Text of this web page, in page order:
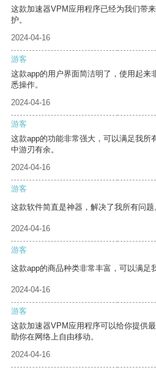
这款加速器VPM应用程序已经为我们带
护。
2024-04-16
游客
这款app的用户界面简洁明了，使用起来
悉操作。
2024-04-16
游客
这款app的功能非常强大，可以满足我所
中游刃有余。
2024-04-16
游客
这款软件简直是神器，解决了我所有问题
2024-04-16
游客
这款app的商品种类非常丰富，可以满足
2024-04-16
游客
这款加速器VPM应用程序可以给你提供
助你在网络上自由移动。
2024-04-16